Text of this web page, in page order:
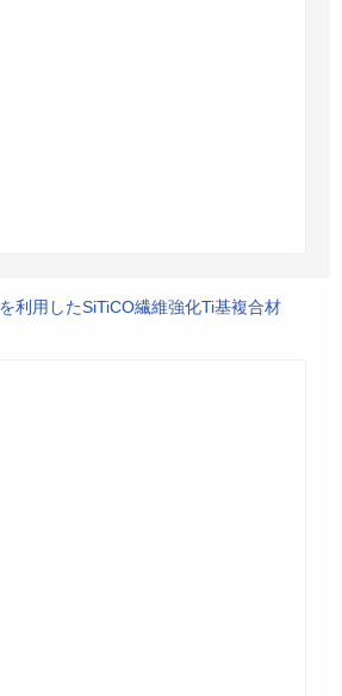
利用したSiTiCO繊維強化Ti基複合材